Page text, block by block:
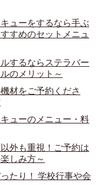
ューをするなら手ぶ
すめのセットメニュ
するならステラバー
のメリット～
材をご予約くださ
ューのメニュー・料
外も重視！ご予約は
しみ方～
たり！ 学校行事や会